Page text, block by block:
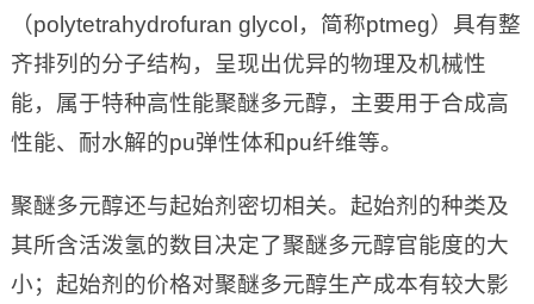
（polytetrahydrofuran glycol，简称ptmeg）具有整
齐排列的分子结构，呈现出优异的物理及机械性
能，属于特种高性能聚醚多元醇，主要用于合成高
性能、耐水解的pu弹性体和pu纤维等。
聚醚多元醇还与起始剂密切相关。起始剂的种类及
其所含活泼氢的数目决定了聚醚多元醇官能度的大
小；起始剂的价格对聚醚多元醇生产成本有较大影